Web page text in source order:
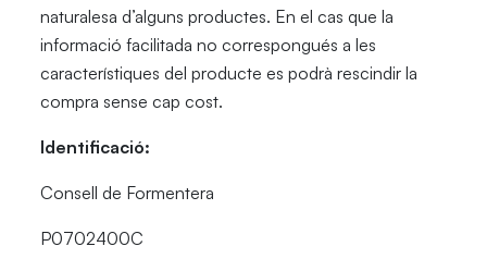
naturalesa d’alguns productes. En el cas que la
informació facilitada no correspongués a les
característiques del producte es podrà rescindir la
compra sense cap cost.
Identificació:
Consell de Formentera
P0702400C